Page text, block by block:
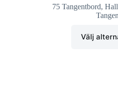
75 Tangentbord,
Välj